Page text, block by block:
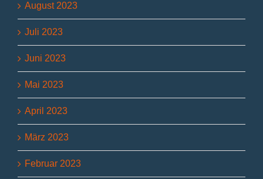
August 2023
Juli 2023
Juni 2023
Mai 2023
April 2023
März 2023
Februar 2023